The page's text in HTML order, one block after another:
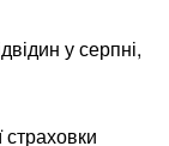
у серпні,